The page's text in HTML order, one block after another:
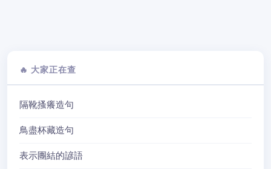
🔥 大家正在查
隔靴搔癢造句
鳥盡杯藏造句
表示團結的諺語